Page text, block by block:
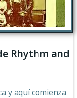
Rhythm and
y aquí comienza